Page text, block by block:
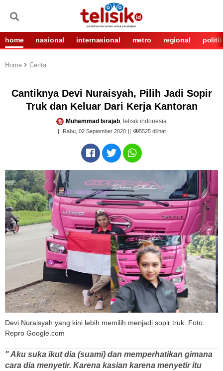
home nasional internasional metro regional politik
Home Cerita
Cantiknya Devi Nuraisyah, Pilih Jadi Sopir
Truk dan Keluar Dari Kerja Kantoran
Muhammad Israjab, telisik indonesia
Rabu, 02 September 2020 5525dilihat
Devi Nuraisyah yang kini lebih memilih menjadi sopir truk. Foto:
Repro Google.com
" Aku suka ikut dia (suami) dan memperhatikan gimana
cara dia menyetir. Karena kasian karena menyetir itu